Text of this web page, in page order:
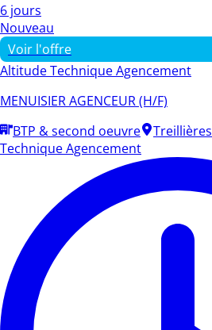
6 jours
Nouveau
Voir l'offre
Altitude Technique Agencement
MENUISIER AGENCEUR (H/F)
BTP & second oeuvre
Treillières
Technique Agencement